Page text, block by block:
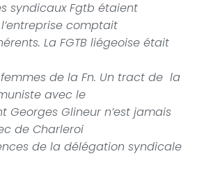
syndicaux Fgtb étaient
comptait
La FGTB liégeoise était
de la Fn. Un tract de la
avec le
Georges Glineur n’est jamais
de Charleroi
de la délégation syndicale